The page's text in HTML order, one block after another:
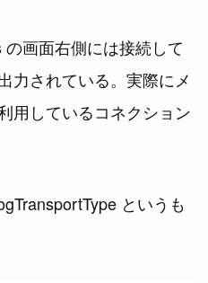
画面右側には接続して
力されている。実際にメ
用しているコネクション
というも